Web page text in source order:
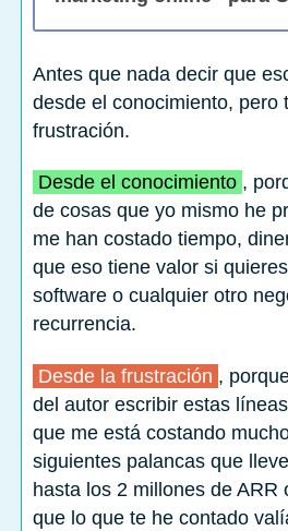
Antes que nada decir que
desde el conocimiento, pero
frustración.
Desde el conocimiento ,
de cosas que yo mismo he
me han costado tiempo,
que eso tiene valor si
software o cualquier otro
recurrencia.
Desde la frustración ,
del autor escribir estas
que me está costando
siguientes palancas que
hasta los 2 millones de ARR
que lo que te he contado